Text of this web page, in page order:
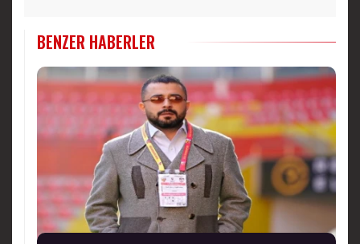
BENZER HABERLER